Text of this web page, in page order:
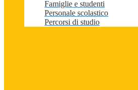
Famiglie e studenti
Personale scolastico
Percorsi di studio